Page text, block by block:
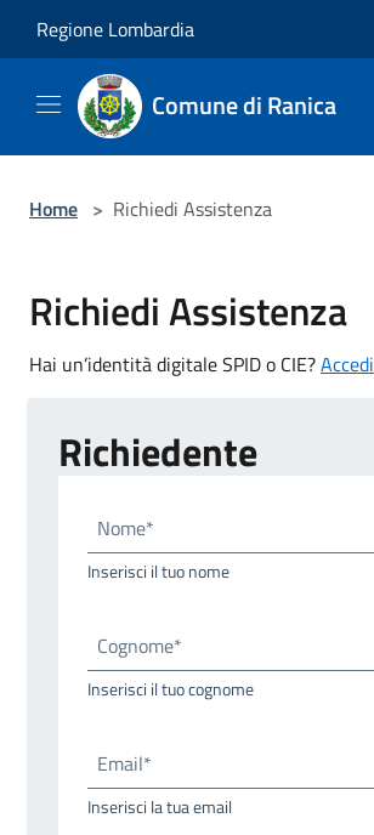
Regione Lombardia
Comune di Ranica
Home > Richiedi Assistenza
Richiedi Assistenza
Hai un’identità digitale SPID o CIE?Accedi
Richiedente
Nome*
Inserisci il tuo nome
Cognome*
Inserisci il tuo cognome
Email*
Inserisci la tua email